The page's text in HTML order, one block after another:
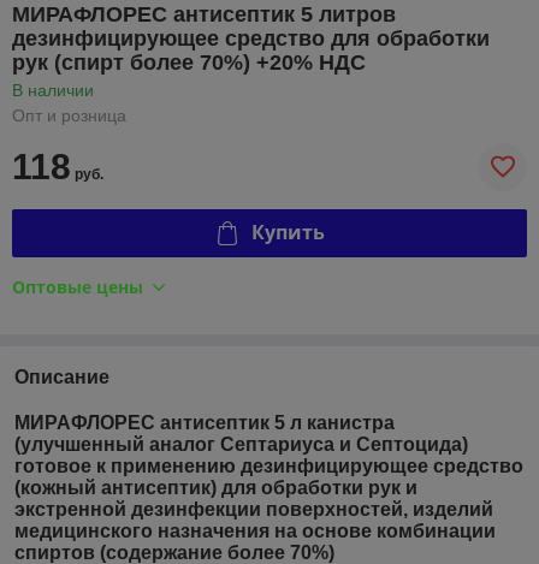
МИРАФЛОРЕС антисептик 5 литров
дезинфицирующее средство для обработки
рук (спирт более 70%) +20% НДС
В наличии
Опт и розница
118 руб.
Купить
Оптовые цены
Описание
МИРАФЛОРЕС антисептик 5 л канистра
(улучшенный аналог Септариуса и Септоцида)
готовое к применению дезинфицирующее средство
(кожный антисептик) для обработки рук и
экстренной дезинфекции поверхностей, изделий
медицинского назначения на основе комбинации
спиртов (содержание более 70%)